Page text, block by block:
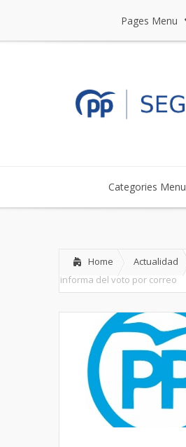
Pages Menu
Categories Menu
Home Actualidad
informa del voto por correo